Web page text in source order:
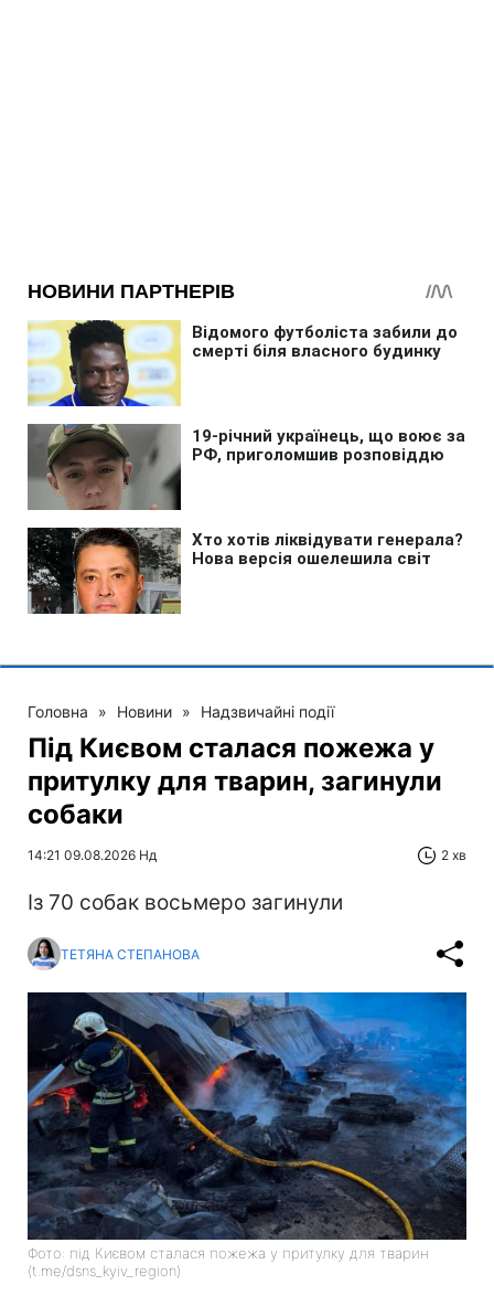
Головна » Новини » Надзвичайні події
Під Києвом сталася пожежа у
притулку для тварин, загинули
собаки
14:21 09.08.2026 Нд 2 хв
Із 70 собак восьмеро загинули
ТЕТЯНА СТЕПАНОВА
Фото: під Києвом сталася пожежа у притулку для тварин
(t.me/dsns_kyiv_region)